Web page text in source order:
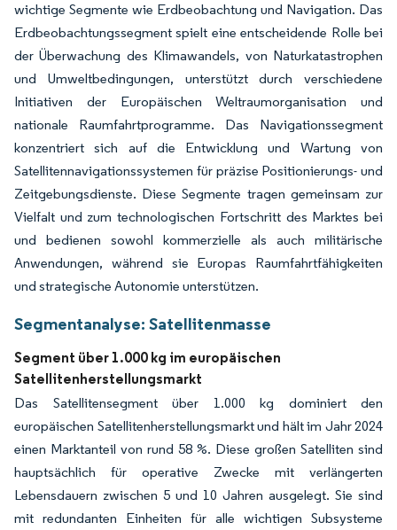
wichtige Segmente wie Erdbeobachtung und Navigation. Das
Erdbeobachtungssegment spielt eine entscheidende Rolle bei
der Überwachung des Klimawandels, von Naturkatastrophen
und Umweltbedingungen, unterstützt durch verschiedene
Initiativen der Europäischen Weltraumorganisation und
nationale Raumfahrtprogramme. Das Navigationssegment
konzentriert sich auf die Entwicklung und Wartung von
Satellitennavigationssystemen für präzise Positionierungs- und
Zeitgebungsdienste. Diese Segmente tragen gemeinsam zur
Vielfalt und zum technologischen Fortschritt des Marktes bei
und bedienen sowohl kommerzielle als auch militärische
Anwendungen, während sie Europas Raumfahrtfähigkeiten
und strategische Autonomie unterstützen.
Segmentanalyse: Satellitenmasse
Segment über 1.000 kg im europäischen
Satellitenherstellungsmarkt
Das Satellitensegment über 1.000 kg dominiert den
europäischen Satellitenherstellungsmarkt und hält im Jahr 2024
einen Marktanteil von rund 58 %. Diese großen Satelliten sind
hauptsächlich für operative Zwecke mit verlängerten
Lebensdauern zwischen 5 und 10 Jahren ausgelegt. Sie sind
mit redundanten Einheiten für alle wichtigen Subsysteme